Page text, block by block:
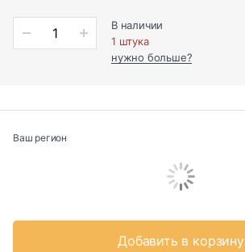
В наличии
1 штука
нужно больше?
Ваш регион
Добавить в корзину